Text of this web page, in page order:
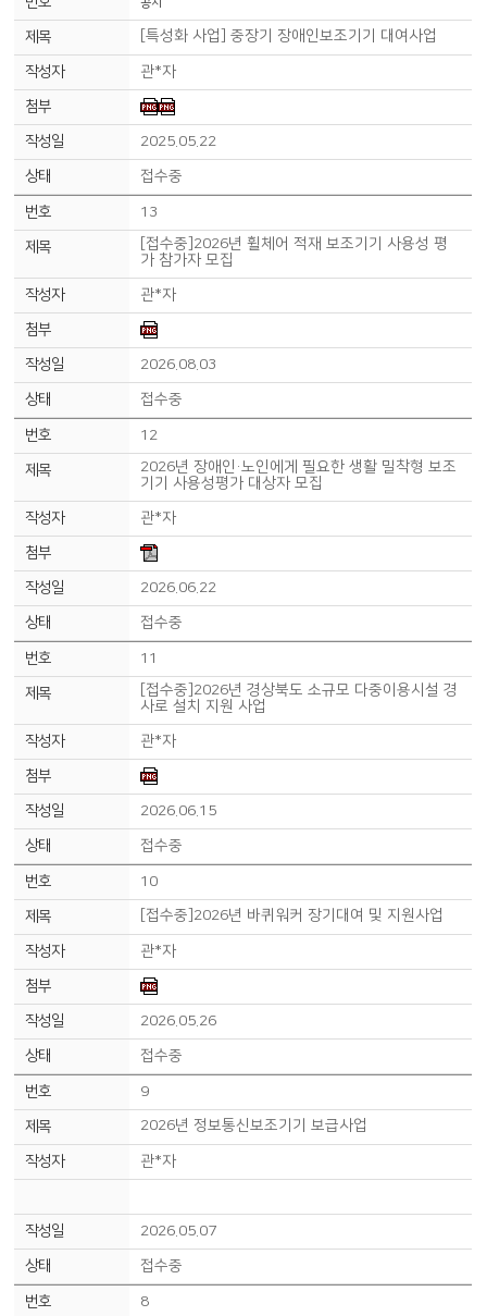
공지
[특성화 사업] 중장기 장애인보조기기 대여사업
관*자
2025.05.22
접수중
13
[접수중]2026년 휠체어 적재 보조기기 사용성 평
가 참가자 모집
관*자
2026.08.03
접수중
12
2026년 장애인·노인에게 필요한 생활 밀착형 보조
기기 사용성평가 대상자 모집
관*자
2026.06.22
접수중
11
[접수중]2026년 경상북도 소규모 다중이용시설 경
사로 설치 지원 사업
관*자
2026.06.15
접수중
10
[접수중]2026년 바퀴워커 장기대여 및 지원사업
관*자
2026.05.26
접수중
9
2026년 정보통신보조기기 보급사업
관*자
2026.05.07
접수중
8